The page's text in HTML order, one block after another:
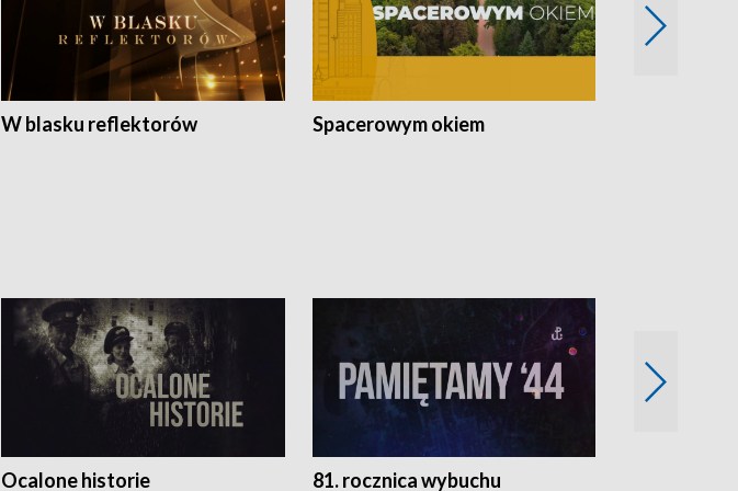
W blasku reflektorów Spacerowym okiem
Ocalone historie 81. rocznica wybuchu